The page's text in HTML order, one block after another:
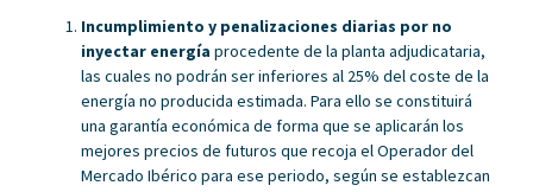
Incumplimiento y penalizaciones diarias por no
inyectar energía procedente de la planta adjudicataria,
las cuales no podrán ser inferiores al 25% del coste de la
energía no producida estimada. Para ello se constituirá
una garantía económica de forma que se aplicarán los
mejores precios de futuros que recoja el Operador del
Mercado Ibérico para ese periodo, según se establezcan